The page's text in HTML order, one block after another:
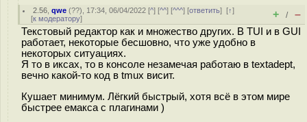
2.56 ,qwe (??), 17:34, 06/04/2022 [^] [^^] [^^^] [ответить][↑]
[к модератору] + / –
Текстовый редактор как и множество других. В TUI и в GUI
работает, некоторые бесшовно, что уже удобно в
некоторых ситуациях.
Я то в иксах, то в консоле незамечая работаю в textadept,
вечно какой-то код в tmux висит.
Кушает минимум. Лёгкий быстрый, хотя всё в этом мире
быстрее емакса с плагинами )